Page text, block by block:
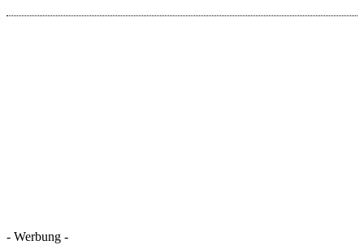
- Werbung -